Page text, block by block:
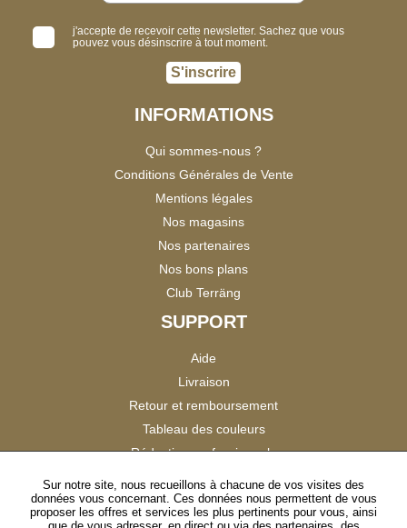
j'accepte de recevoir cette newsletter. Sachez que vous
pouvez vous désinscrire à tout moment.
S'inscrire
INFORMATIONS
Qui sommes-nous ?
Conditions Générales de Vente
Mentions légales
Nos magasins
Nos partenaires
Nos bons plans
Club Terräng
SUPPORT
Aide
Livraison
Retour et remboursement
Tableau des couleurs
Réduction professionnels
Catalogues
Satisfaction Clients
Sur notre site, nous recueillons à chacune de vos visites des
données vous concernant. Ces données nous permettent de vous
proposer les offres et services les plus pertinents pour vous, ainsi